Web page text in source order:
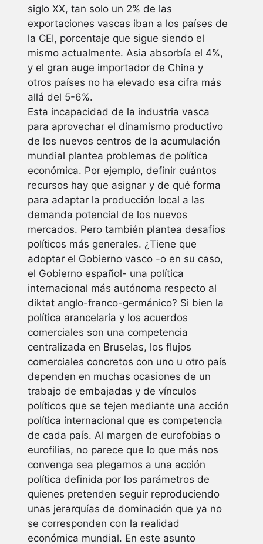
siglo XX, tan solo un 2% de las
exportaciones vascas iban a los países de
la CEI, porcentaje que sigue siendo el
mismo actualmente. Asia absorbía el 4%,
y el gran auge importador de China y
otros países no ha elevado esa cifra más
allá del 5-6%.
Esta incapacidad de la industria vasca
para aprovechar el dinamismo productivo
de los nuevos centros de la acumulación
mundial plantea problemas de política
económica. Por ejemplo, definir cuántos
recursos hay que asignar y de qué forma
para adaptar la producción local a las
demanda potencial de los nuevos
mercados. Pero también plantea desafíos
políticos más generales. ¿Tiene que
adoptar el Gobierno vasco -o en su caso,
el Gobierno español- una política
internacional más autónoma respecto al
diktat anglo-franco-germánico? Si bien la
política arancelaria y los acuerdos
comerciales son una competencia
centralizada en Bruselas, los flujos
comerciales concretos con uno u otro país
dependen en muchas ocasiones de un
trabajo de embajadas y de vínculos
políticos que se tejen mediante una acción
política internacional que es competencia
de cada país. Al margen de eurofobias o
eurofilias, no parece que lo que más nos
convenga sea plegarnos a una acción
política definida por los parámetros de
quienes pretenden seguir reproduciendo
unas jerarquías de dominación que ya no
se corresponden con la realidad
económica mundial. En este asunto